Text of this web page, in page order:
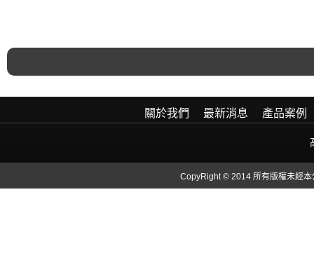
關於我們 最新消息 產品案例
CopyRight © 2014 所有版權未經